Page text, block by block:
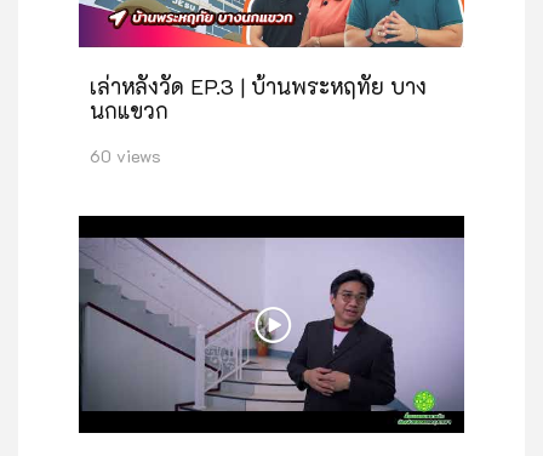
เล่าหลังวัด EP.3 | บ้านพระหฤทัย บาง
นกแขวก
60 views